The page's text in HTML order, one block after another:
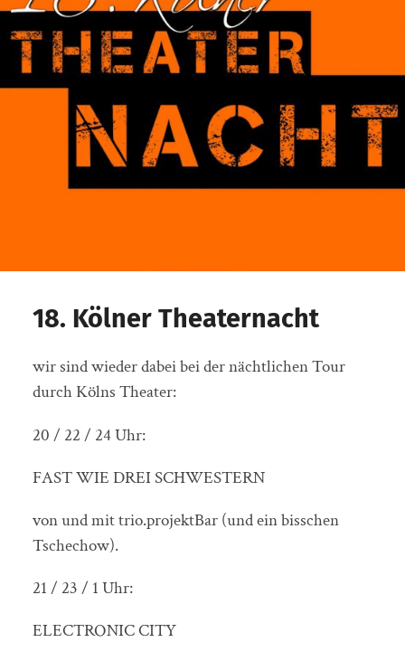
18. Kölner Theaternacht
wir sind wieder dabei bei der nächtlichen Tour
durch Kölns Theater:
20 / 22 / 24 Uhr:
FAST WIE DREI SCHWESTERN
von und mit trio.projektBar (und ein bisschen
Tschechow).
21 / 23 / 1 Uhr:
ELECTRONIC CITY